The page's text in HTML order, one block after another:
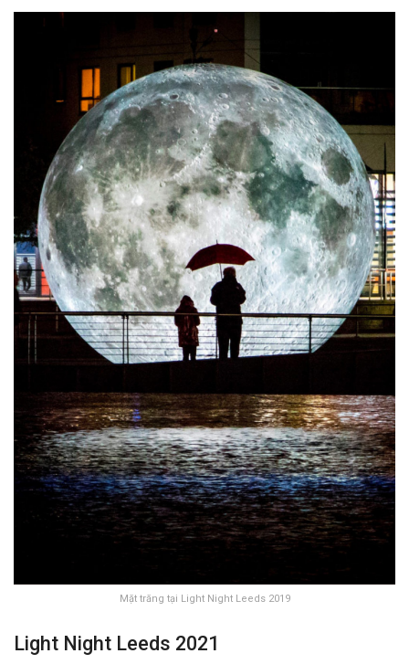
Mặt trăng tại Light Night Leeds 2019
Light Night Leeds 2021